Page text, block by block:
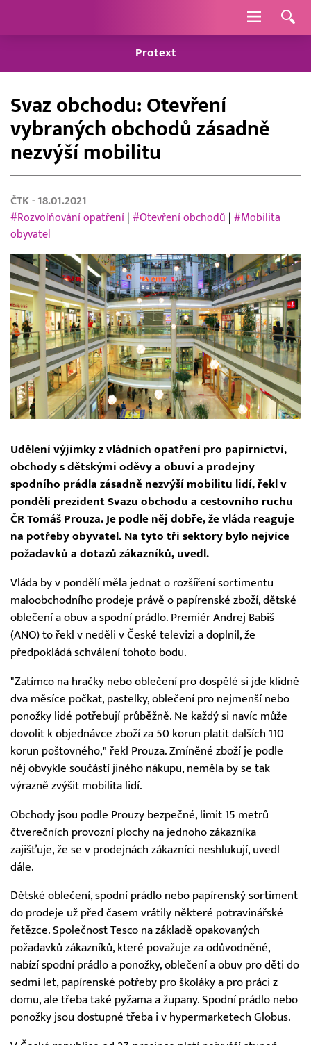
Navigace
Protext
Svaz obchodu: Otevření
vybraných obchodů zásadně
nezvýší mobilitu
ČTK - 18.01.2021
#Rozvolňování opatření #Otevření obchodů
#Mobilita
obyvatel
Udělení výjimky z vládních opatření pro papírnictví,
obchody s dětskými oděvy a obuví a prodejny
spodního prádla zásadně nezvýší mobilitu lidí, řekl v
pondělí prezident Svazu obchodu a cestovního ruchu
ČR Tomáš Prouza. Je podle něj dobře, že vláda reaguje
na potřeby obyvatel. Na tyto tři sektory bylo nejvíce
požadavků a dotazů zákazníků, uvedl.
Vláda by v pondělí měla jednat o rozšíření sortimentu
maloobchodního prodeje právě o papírenské zboží, dětské
oblečení a obuv a spodní prádlo. Premiér Andrej Babiš
(ANO) to řekl v neděli v České televizi a doplnil, že
předpokládá schválení tohoto bodu.
"Zatímco na hračky nebo oblečení pro dospělé si jde klidně
dva měsíce počkat, pastelky, oblečení pro nejmenší nebo
ponožky lidé potřebují průběžně. Ne každý si navíc může
dovolit k objednávce zboží za 50 korun platit dalších 110
korun poštovného," řekl Prouza. Zmíněné zboží je podle
něj obvykle součástí jiného nákupu, neměla by se tak
výrazně zvýšit mobilita lidí.
Obchody jsou podle Prouzy bezpečné, limit 15 metrů
čtverečních provozní plochy na jednoho zákazníka
zajišťuje, že se v prodejnách zákazníci neshlukují, uvedl
dále.
Dětské oblečení, spodní prádlo nebo papírenský sortiment
do prodeje už před časem vrátily některé potravinářské
řetězce. Společnost Tesco na základě opakovaných
požadavků zákazníků, které považuje za odůvodněné,
nabízí spodní prádlo a ponožky, oblečení a obuv pro děti do
sedmi let, papírenské potřeby pro školáky a pro práci z
domu, ale třeba také pyžama a župany. Spodní prádlo nebo
ponožky jsou dostupné třeba i v hypermarketech Globus.